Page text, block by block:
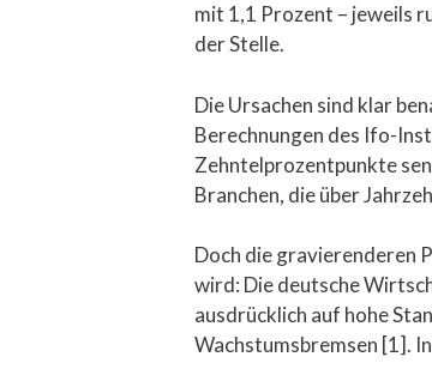
mit 1,1 Prozent – jeweils
der Stelle.
Die Ursachen sind klar
Berechnungen des Ifo-
Zehntelprozentpunkte
Branchen, die über
Doch die gravierenderen
wird: Die deutsche
ausdrücklich auf hohe
Wachstumsbremsen [1].